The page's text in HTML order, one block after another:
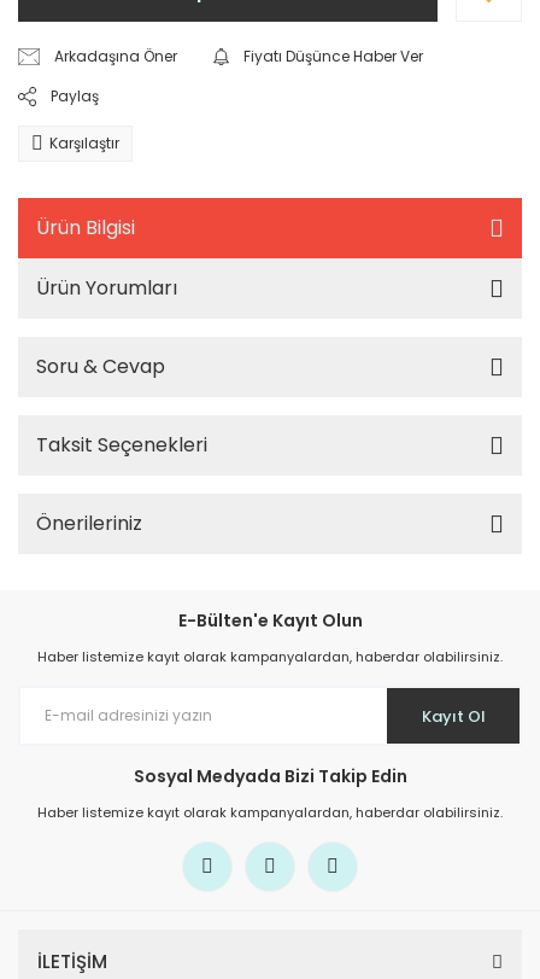
Arkadaşına Öner
Fiyatı Düşünce Haber Ver
Paylaş
Karşılaştır
Ürün Bilgisi
Ürün Yorumları
Soru & Cevap
Taksit Seçenekleri
Önerileriniz
E-Bülten'e Kayıt Olun
Haber listemize kayıt olarak kampanyalardan, haberdar olabilirsiniz.
Kayıt Ol
Sosyal Medyada Bizi Takip Edin
Haber listemize kayıt olarak kampanyalardan, haberdar olabilirsiniz.
İLETİŞİM